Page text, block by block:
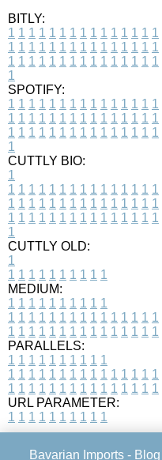
BITLY:
1 1 1 1 1 1 1 1 1 1 1 1 1 1 1
1 1 1 1 1 1 1 1 1 1 1 1 1 1 1
1 1 1 1 1 1 1 1 1 1 1 1 1 1 1
1
SPOTIFY:
1 1 1 1 1 1 1 1 1 1 1 1 1 1 1
1 1 1 1 1 1 1 1 1 1 1 1 1 1 1
1 1 1 1 1 1 1 1 1 1 1 1 1 1 1
1
CUTTLY BIO:
1
1 1 1 1 1 1 1 1 1 1 1 1 1 1 1
1 1 1 1 1 1 1 1 1 1 1 1 1 1 1
1 1 1 1 1 1 1 1 1 1 1 1 1 1 1
1
CUTTLY OLD:
1
1 1 1 1 1 1 1 1 1 1
MEDIUM:
1 1 1 1 1 1 1 1 1 1
1 1 1 1 1 1 1 1 1 1 1 1 1 1 1
1 1 1 1 1 1 1 1 1 1 1 1 1 1 1
PARALLELS:
1 1 1 1 1 1 1 1 1 1
1 1 1 1 1 1 1 1 1 1 1 1 1 1 1
1 1 1 1 1 1 1 1 1 1 1 1 1 1 1
URL PARAMETER:
1 1 1 1 1 1 1 1 1 1
Bavarian Imports - Blog